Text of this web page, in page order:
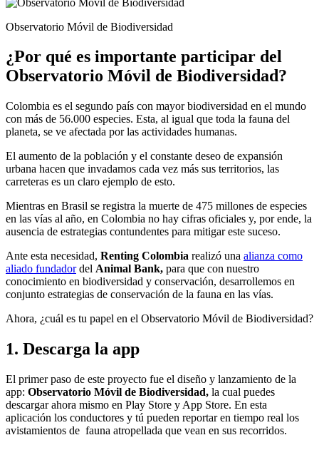
Observatorio Móvil de Biodiversidad
¿Por qué es importante participar del
Observatorio Móvil de Biodiversidad?
Colombia es el segundo país con mayor biodiversidad en el mundo
con más de 56.000 especies. Esta, al igual que toda la fauna del
planeta, se ve afectada por las actividades humanas.
El aumento de la población y el constante deseo de expansión
urbana hacen que invadamos cada vez más sus territorios, las
carreteras es un claro ejemplo de esto.
Mientras en Brasil se registra la muerte de 475 millones de especies
en las vías al año, en Colombia no hay cifras oficiales y, por ende, la
ausencia de estrategias contundentes para mitigar este suceso.
Ante esta necesidad, Renting Colombia realizó una alianza como
aliado fundadordel Animal Bank, para que con nuestro
conocimiento en biodiversidad y conservación, desarrollemos en
conjunto estrategias de conservación de la fauna en las vías.
Ahora, ¿cuál es tu papel en el Observatorio Móvil de Biodiversidad?
1. Descarga la app
El primer paso de este proyecto fue el diseño y lanzamiento de la
app: Observatorio Móvil de Biodiversidad, la cual puedes
descargar ahora mismo en Play Store y App Store. En esta
aplicación los conductores y tú pueden reportar en tiempo real los
avistamientos de fauna atropellada que vean en sus recorridos.